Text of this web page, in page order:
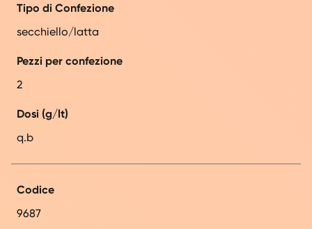
Tipo di Confezione
secchiello/latta
Pezzi per confezione
2
Dosi (g/lt)
q.b
Codice
9687